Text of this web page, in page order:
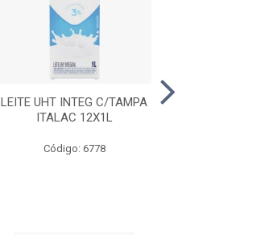
LEITE UHT INTEG C/TAMPA
ITALAC 12X1L
Código: 6778